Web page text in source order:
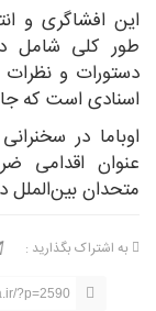
این افشاگری و
دستورات و
اسنادی است که
اوباما در
عنوان اقدامی
متحدان بین‌الملل
به اشتراک بگذارید :
?p=2590